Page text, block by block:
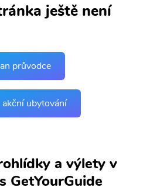
ještě není
průvodce
ubytování
a výlety v
GetYourGuide